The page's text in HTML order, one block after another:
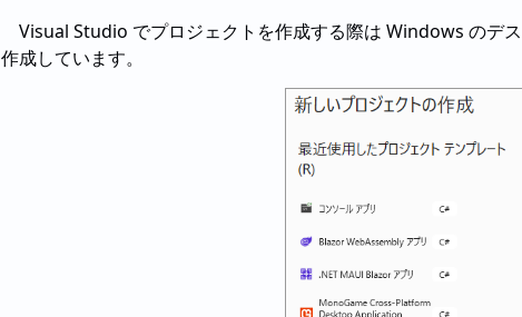
Visual Studio でプロジェクトを作成する際は Windows のデ
作成しています。